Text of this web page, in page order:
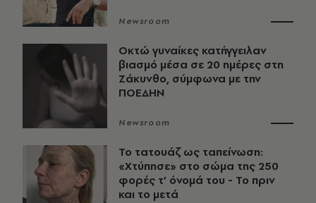
Newsroom
Οκτώ γυναίκες κατήγγειλαν
βιασμό μέσα σε 20 ημέρες στη
Ζάκυνθο, σύμφωνα με την
ΠΟΕΔΗΝ
Newsroom
Το τατουάζ ως ταπείνωση:
«Χτύπησε» στο σώμα της 250
φορές τ’ όνομά του - Το πριν
και το μετά